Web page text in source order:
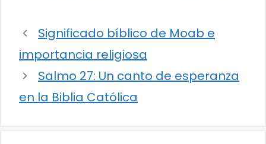
Significado bíblico de Moab e
importancia religiosa
Salmo 27: Un canto de esperanza
en la Biblia Católica